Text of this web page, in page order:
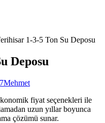
1-3-5 Ton Su Deposu
Deposu
fiyat seçenekleri ile
uzun yıllar boyunca
çözümü sunar.